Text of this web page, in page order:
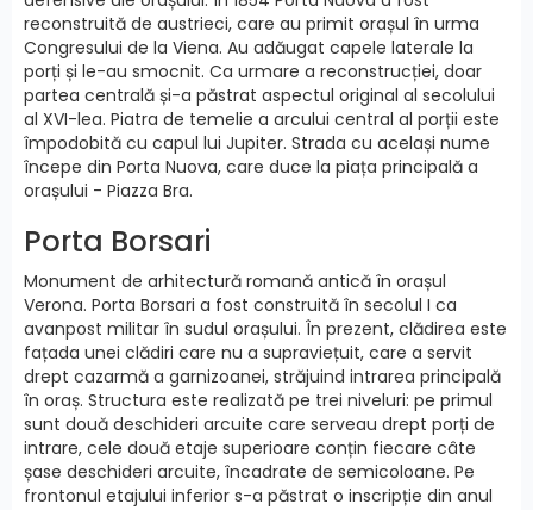
reconstruită de austrieci, care au primit orașul în urma
Congresului de la Viena. Au adăugat capele laterale la
porți și le-au smocnit. Ca urmare a reconstrucției, doar
partea centrală și-a păstrat aspectul original al secolului
al XVI-lea. Piatra de temelie a arcului central al porții este
împodobită cu capul lui Jupiter. Strada cu același nume
începe din Porta Nuova, care duce la piața principală a
orașului - Piazza Bra.
Porta Borsari
Monument de arhitectură romană antică în orașul
Verona. Porta Borsari a fost construită în secolul I ca
avanpost militar în sudul orașului. În prezent, clădirea este
fațada unei clădiri care nu a supraviețuit, care a servit
drept cazarmă a garnizoanei, străjuind intrarea principală
în oraș. Structura este realizată pe trei niveluri: pe primul
sunt două deschideri arcuite care serveau drept porți de
intrare, cele două etaje superioare conțin fiecare câte
șase deschideri arcuite, încadrate de semicoloane. Pe
frontonul etajului inferior s-a păstrat o inscripție din anul